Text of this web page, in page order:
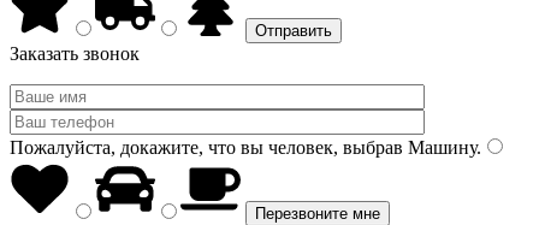
Заказать звонок
Пожалуйста, докажите, что вы человек, выбрав Машину.